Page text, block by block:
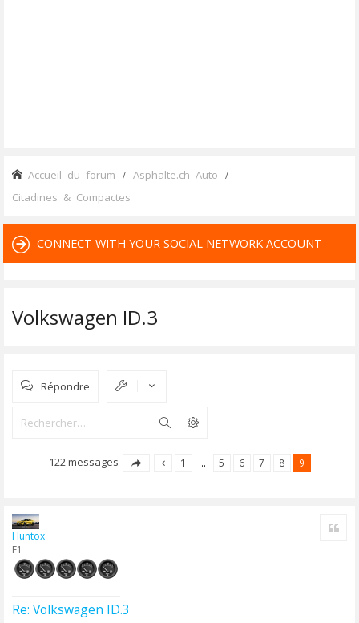
Accueil du forum Asphalte.ch Auto
Citadines & Compactes
CONNECT WITH YOUR SOCIAL NETWORK ACCOUNT
Volkswagen ID.3
Répondre
Rechercher
122 messages 1 … 5 6 7 8 9
Huntox
F1
Re: Volkswagen ID.3